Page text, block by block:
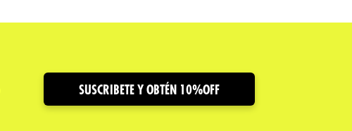
SUSCRIBETE Y OBTÉN 10%OFF